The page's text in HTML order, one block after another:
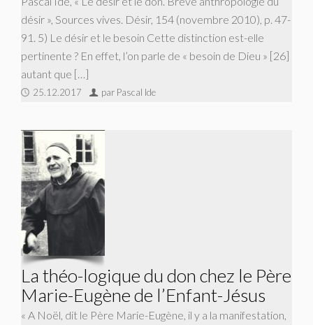
désir », Sources vives. Désir, 154 (novembre 2010), p. 47-
91. 5) Le désir et le besoin Cette distinction est-elle
pertinente ? En effet, l’on parle de « besoin de Dieu » [26]
autant que […]
25.12.2017 par Pascal Ide
La théo-logique du don chez le Père
Marie-Eugène de l’Enfant-Jésus
« A Noël, dit le Père Marie-Eugène, il y a la manifestation,